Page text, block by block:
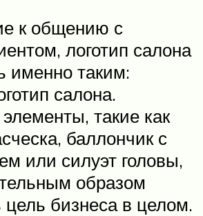
к общению с
логотип салона
именно таким:
салона.
такие как
баллончик с
или силуэт головы,
образом
цель бизнеса в целом.